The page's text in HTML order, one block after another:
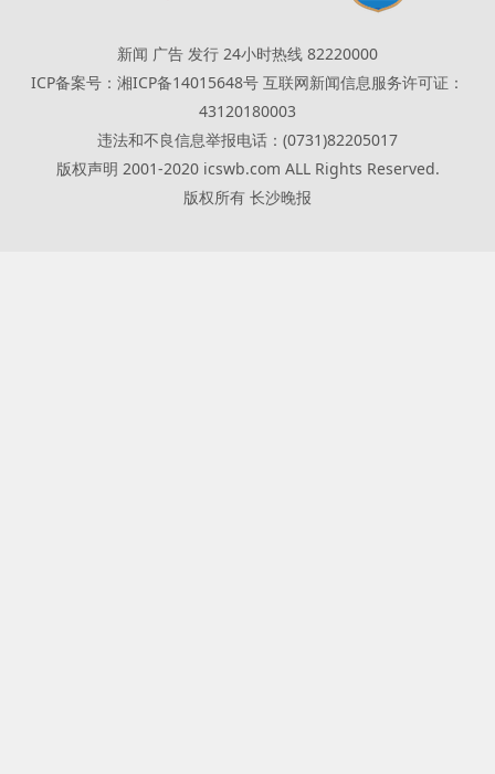
新闻 广告 发行 24小时热线 82220000
ICP备案号：湘ICP备14015648号 互联网新闻信息服务许可证：
43120180003
违法和不良信息举报电话：(0731)82205017
版权声明 2001-2020 icswb.com ALL Rights Reserved.
版权所有 长沙晚报